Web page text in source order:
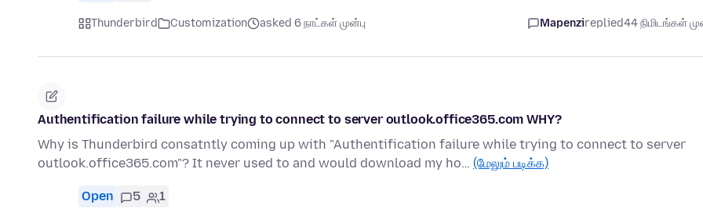
Thunderbird Customization asked 6 நாட்கள் முன்பு Mapenzireplied44 நிமிடங்கள்
Authentification failure while trying to connect to server outlook.office365.com WHY?
Why is Thunderbird consatntly coming up with "Authentification failure while trying to connect to server
outlook.office365.com"? It never used to and would download my ho… (மேலும் படிக்க)
Open 5 1